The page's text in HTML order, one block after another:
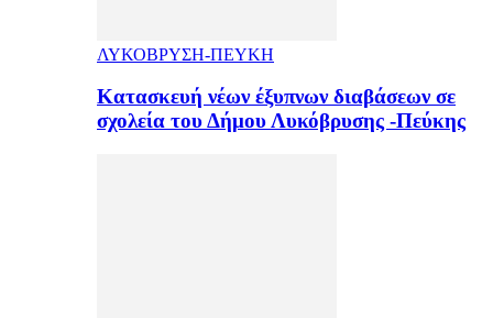
ΛΥΚΟΒΡΥΣΗ-ΠΕΥΚΗ
Κατασκευή νέων έξυπνων διαβάσεων σε
σχολεία του Δήμου Λυκόβρυσης -Πεύκης